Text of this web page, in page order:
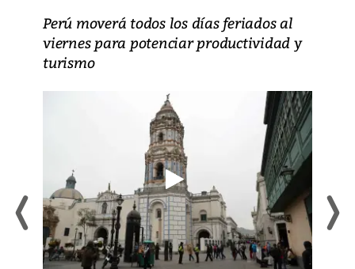
Perú moverá todos los días feriados al
viernes para potenciar productividad y
turismo